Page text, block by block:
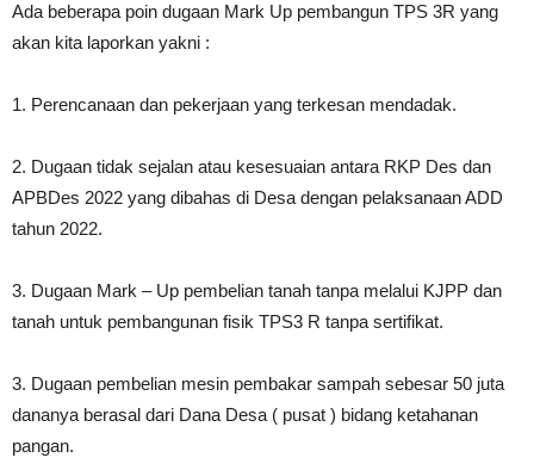
Ada beberapa poin dugaan Mark Up pembangun TPS 3R yang
akan kita laporkan yakni :
1. Perencanaan dan pekerjaan yang terkesan mendadak.
2. Dugaan tidak sejalan atau kesesuaian antara RKP Des dan
APBDes 2022 yang dibahas di Desa dengan pelaksanaan ADD
tahun 2022.
3. Dugaan Mark – Up pembelian tanah tanpa melalui KJPP dan
tanah untuk pembangunan fisik TPS3 R tanpa sertifikat.
3. Dugaan pembelian mesin pembakar sampah sebesar 50 juta
dananya berasal dari Dana Desa ( pusat ) bidang ketahanan
pangan.